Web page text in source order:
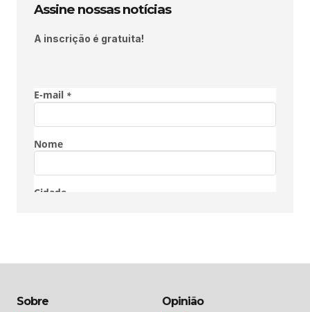
Assine nossas notícias
A inscrição é gratuita!
Sobre Opinião